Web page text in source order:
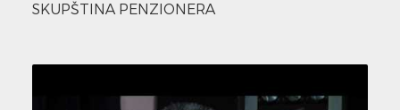
SKUPŠTINA PENZIONERA